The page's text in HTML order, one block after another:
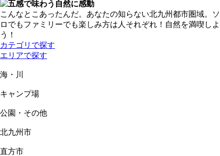
こんなとこあったんだ。あなたの知らない北九州都市圏域。ソ
ロでもファミリーでも楽しみ方は人それぞれ！自然を満喫しよ
う！
カテゴリで探す
エリアで探す
海・川
キャンプ場
公園・その他
北九州市
直方市